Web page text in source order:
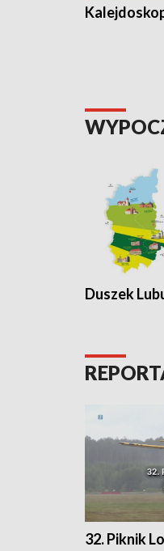
Duszek
32. Piknik